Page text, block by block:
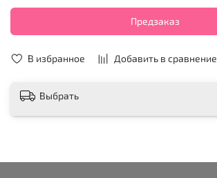
В избранное Добавить в сравнение
Предзаказ
Выбрать